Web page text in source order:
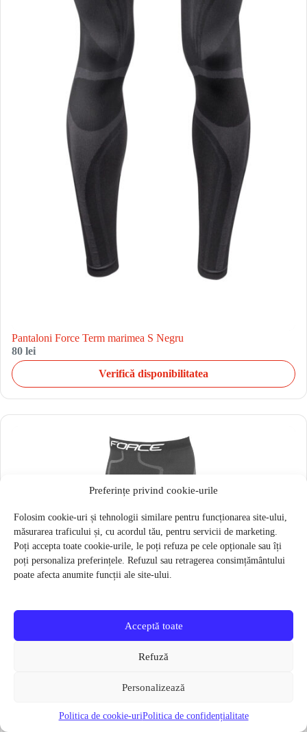
Preferințe privind cookie-urile
Folosim cookie-uri și tehnologii similare pentru funcționarea site-ului,
măsurarea traficului și, cu acordul tău, pentru servicii de marketing.
Poți accepta toate cookie-urile, le poți refuza pe cele opționale sau îți
poți personaliza preferințele. Refuzul sau retragerea consimțământului
poate afecta anumite funcții ale site-ului.
Acceptă toate
Refuză
Personalizează
Politica de cookie-uriPolitica de confidențialitate
Pantaloni Force Term marimea S Negru
80 lei
Verifică disponibilitatea
Pantaloni functionali Force Frost marime L-XL Negru